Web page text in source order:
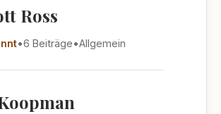
Ross
•6 Beiträge•Allgemein